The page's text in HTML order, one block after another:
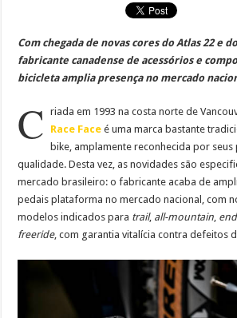
Com chegada de novas cores do Atlas 22 e
fabricante canadense de acessórios e
bicicleta amplia presença no mercado
C
riada em 1993 na costa norte de
Race Face é uma marca bastante
bike, amplamente reconhecida por
qualidade. Desta vez, as novidades são
mercado brasileiro: o fabricante acaba de
pedais plataforma no mercado nacional, com
modelos indicados para trail, all-mountain,
freeride, com garantia vitalícia contra defeitos